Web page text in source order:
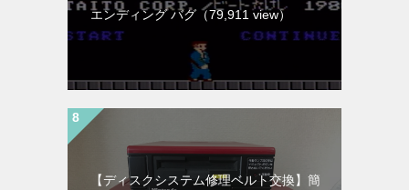
エンディング バグ （79,911 view）
【ディスクシステム修理ベルト交換】簡